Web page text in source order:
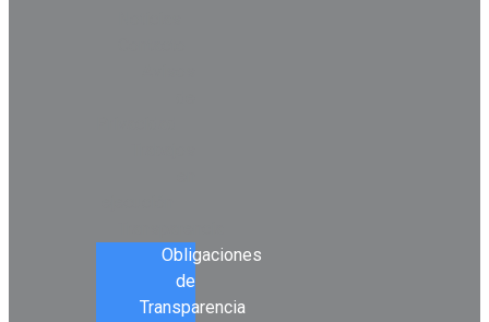
Obligaciones
de
Transparencia